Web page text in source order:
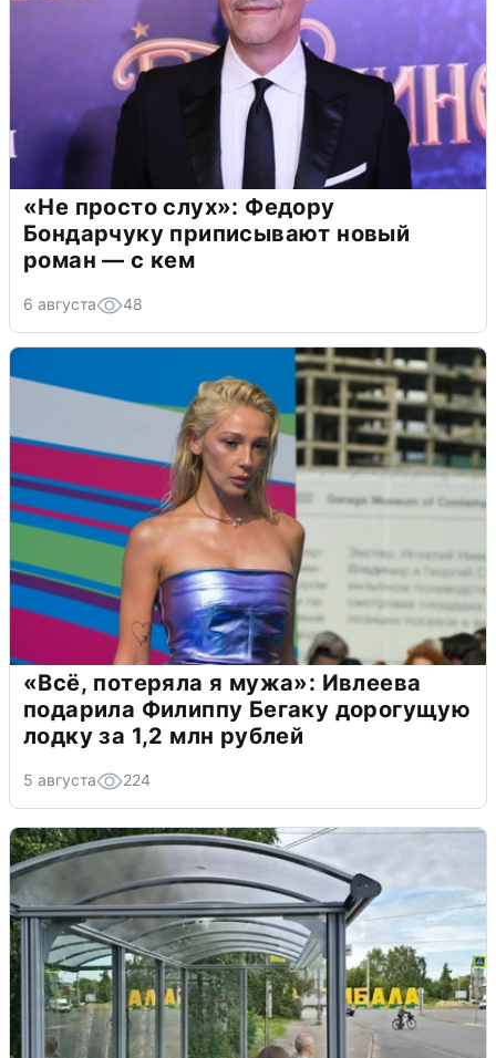
«Не просто слух»: Федору
Бондарчуку приписывают новый
роман — с кем
6 августа 48
«Всё, потеряла я мужа»: Ивлеева
подарила Филиппу Бегаку дорогущую
лодку за 1,2 млн рублей
5 августа 224